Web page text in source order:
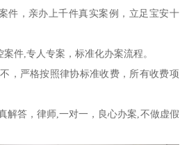
件，亲办上千件真实案例，立足宝安十
件,专人专案，标准化办案流程。
，严格按照律协标准收费，所有收费项
解答，律师,一对一，良心办案,不做虚假